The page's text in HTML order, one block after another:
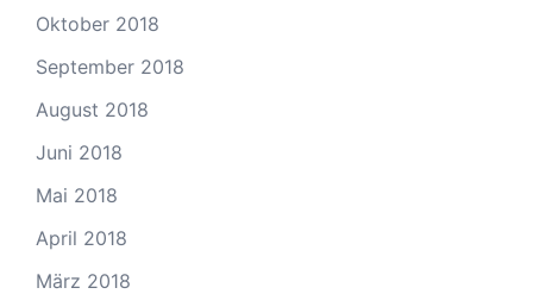
Oktober 2018
September 2018
August 2018
Juni 2018
Mai 2018
April 2018
März 2018